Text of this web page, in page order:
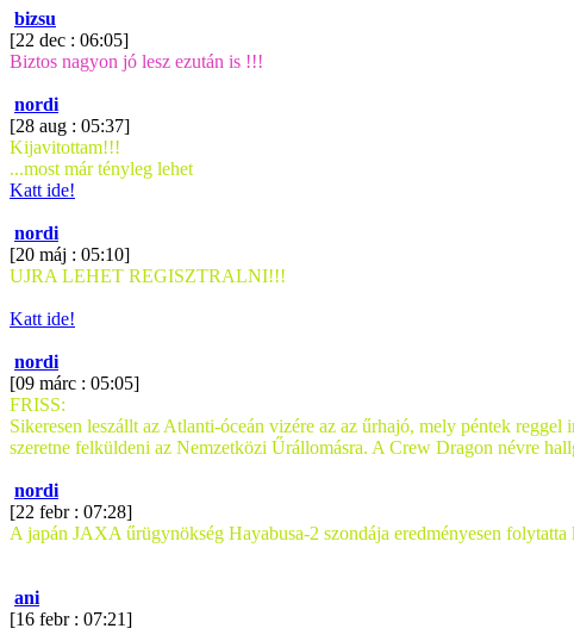
bizsu
[22 dec : 06:05]
Biztos nagyon jó lesz ezután is !!!
nordi
[28 aug : 05:37]
Kijavitottam!!!
...most már tényleg lehet
Katt ide!
nordi
[20 máj : 05:10]
UJRA LEHET REGISZTRALNI!!!
Katt ide!
nordi
[09 márc : 05:05]
FRISS:
Sikeresen leszállt az Atlanti-óceán vizére az az űrhajó, mely péntek
szeretne felküldeni az Nemzetközi Űrállomásra. A Crew Dragon névre
nordi
[22 febr : 07:28]
A japán JAXA űrügynökség Hayabusa-2 szondája eredményesen
ani
[16 febr : 07:21]